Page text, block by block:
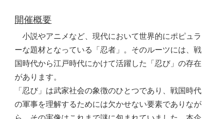
開催概要
小説やアニメなど、現代において世界的にポピュラ
ーな題材となっている「忍者」。そのルーツには、戦
国時代から江戸時代にかけて活躍した「忍び」の存在
があります。
「忍び」は武家社会の象徴のひとつであり、戦国時代
の軍事を理解するためには欠かせない要素でありなが